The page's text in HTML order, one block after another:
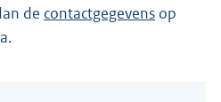
de contactgegevens op